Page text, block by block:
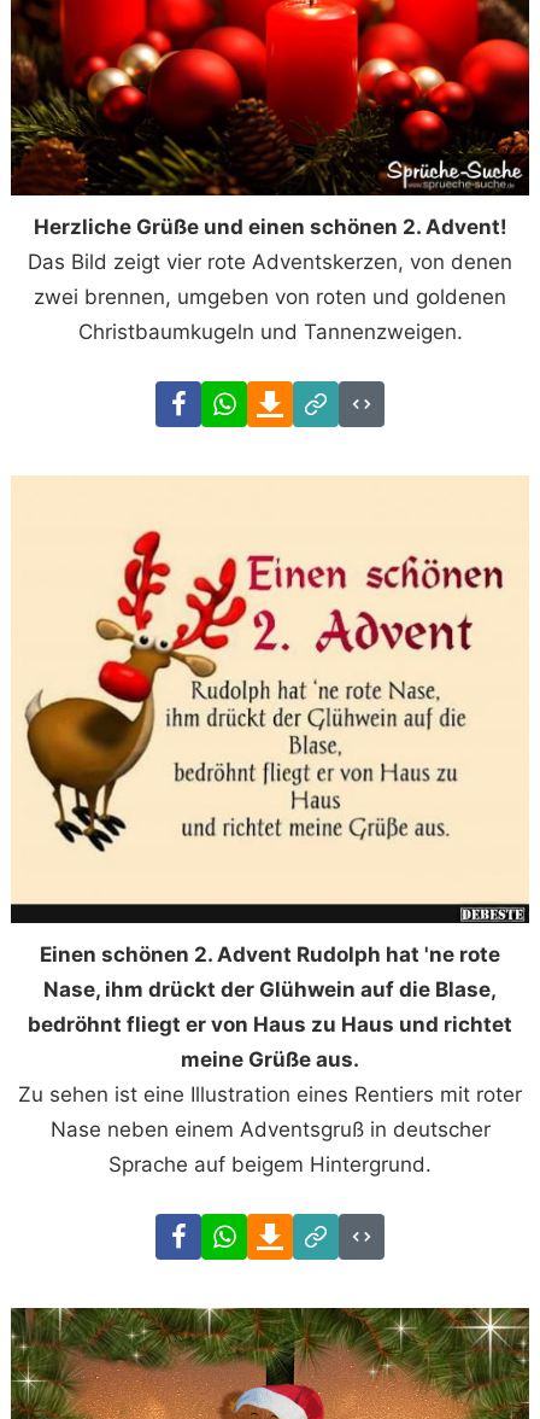
Herzliche Grüße und einen schönen 2. Advent!
Das Bild zeigt vier rote Adventskerzen, von denen
zwei brennen, umgeben von roten und goldenen
Christbaumkugeln und Tannenzweigen.
FacebookWhatsAppDownload
Link
Code
Einen schönen 2. Advent Rudolph hat 'ne rote
Nase, ihm drückt der Glühwein auf die Blase,
bedröhnt fliegt er von Haus zu Haus und richtet
meine Grüße aus.
Zu sehen ist eine Illustration eines Rentiers mit roter
Nase neben einem Adventsgruß in deutscher
Sprache auf beigem Hintergrund.
FacebookWhatsAppDownload
Link
Code